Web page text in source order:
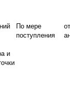
и
По мере
поступления